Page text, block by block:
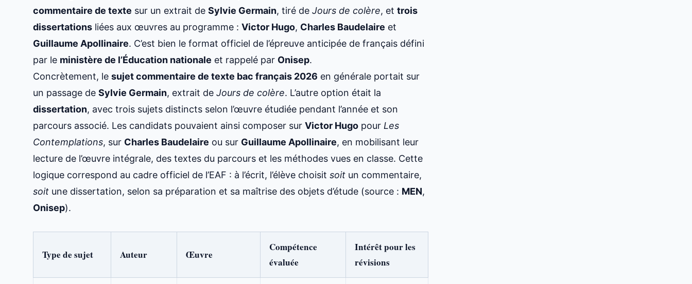
commentaire de texte sur un extrait de Sylvie Germain, tiré de Jours de colère, et trois
dissertations liées aux œuvres au programme : Victor Hugo, Charles Baudelaire et
Guillaume Apollinaire. C’est bien le format officiel de l’épreuve anticipée de français défini
par le ministère de l’Éducation nationale et rappelé par Onisep.
Concrètement, le sujet commentaire de texte bac français 2026 en générale portait sur
un passage de Sylvie Germain, extrait de Jours de colère. L’autre option était la
dissertation, avec trois sujets distincts selon l’œuvre étudiée pendant l’année et son
parcours associé. Les candidats pouvaient ainsi composer sur Victor Hugo pour Les
Contemplations, sur Charles Baudelaire ou sur Guillaume Apollinaire, en mobilisant leur
lecture de l’œuvre intégrale, des textes du parcours et les méthodes vues en classe. Cette
logique correspond au cadre officiel de l’EAF : à l’écrit, l’élève choisit soit un commentaire,
soit une dissertation, selon sa préparation et sa maîtrise des objets d’étude (source : MEN,
Onisep).
Type de sujet Auteur Œuvre
Compétence
évaluée
Intérêt pour les
révisions